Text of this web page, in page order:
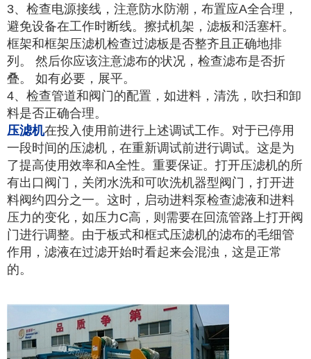
3、检查电源接线，注意防水防潮，布置应A全合理，
避免设备在工作时断线。擦拭机架，滤板和活塞杆。
框架和框架压滤机检查过滤板是否整齐且正确地排
列。 然后你应该注意滤布的状况，检查滤布是否折
叠。 如有必要，展平。
4、检查管道和阀门的配置，如进料，清洗，吹扫和卸
料是否正确合理。
压滤机在投入使用前进行上述调试工作。对于已停用
一段时间的压滤机，在重新调试前进行调试。这是为
了提高使用效率和A全性。重要保证。打开压滤机的所
有出口阀门，关闭水洗和可吹洗机器型阀门，打开进
料阀约四分之一。这时，启动进料泵检查滤液和进料
压力的变化，如压力C高，则需要在回流管路上打开阀
门进行调整。由于板式和框式压滤机的滤布的毛细管
作用，滤液在过滤开始时看起来会混浊，这是正常
的。